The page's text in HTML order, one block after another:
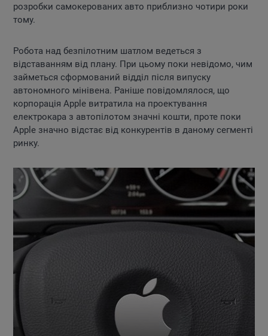
розробки самокерованих авто приблизно чотири роки
тому.
Робота над безпілотним шатлом ведеться з
відставанням від плану. При цьому поки невідомо, чим
займеться сформований відділ після випуску
автономного мінівена. Раніше повідомлялося, що
корпорація Apple витратила на проектування
електрокара з автопілотом значні кошти, проте поки
Apple значно відстає від конкурентів в даному сегменті
ринку.